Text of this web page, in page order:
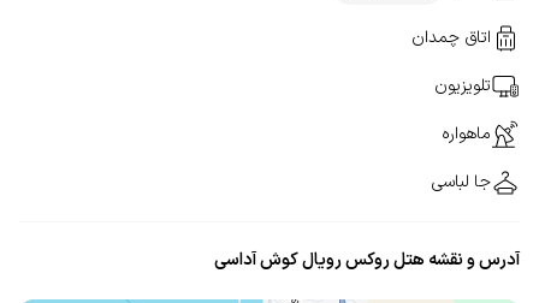
اتاق چمدان
تلویزیون
ماهواره
جا لباسی
آدرس و نقشه هتل روکس رویال کوش آداسی